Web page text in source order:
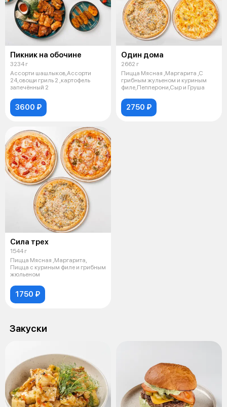
Пикник на обочине
3234 г
Ассорти шашлыков,Ассорти
24,овощи гриль 2 ,картофель
запечённый 2
3600 ₽
Один дома
2662 г
Пицца Мясная ,Маргарита ,С
грибным жульеном и куриным
филе,Пепперони,Сыр и Груша
2750 ₽
Сила трех
1544 г
Пицца Мясная ,Маргарита,
Пицца с куриным филе и грибным
жюльеном
1750 ₽
Закуски